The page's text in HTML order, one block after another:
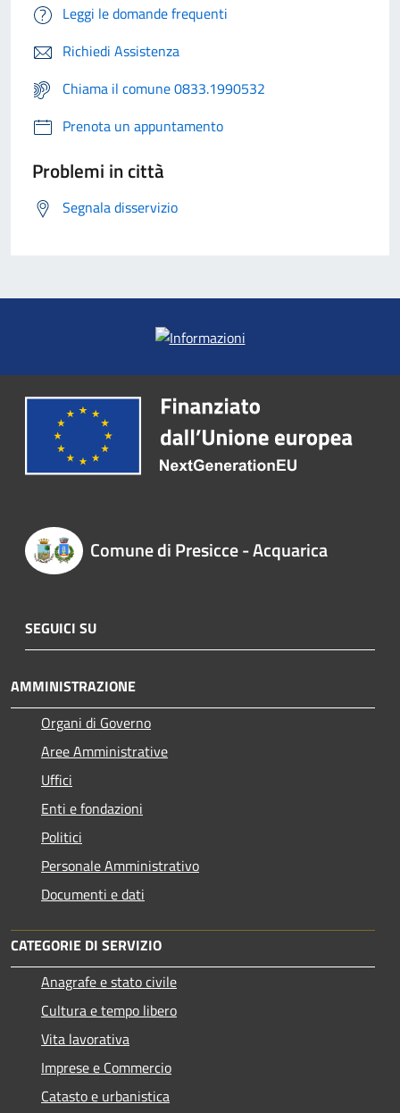
Leggi le domande frequenti
Richiedi Assistenza
Chiama il comune 0833.1990532
Prenota un appuntamento
Problemi in città
Segnala disservizio
Comune di Presicce - Acquarica
SEGUICI SU
AMMINISTRAZIONE
Organi di Governo
Aree Amministrative
Uffici
Enti e fondazioni
Politici
Personale Amministrativo
Documenti e dati
CATEGORIE DI SERVIZIO
Anagrafe e stato civile
Cultura e tempo libero
Vita lavorativa
Imprese e Commercio
Catasto e urbanistica